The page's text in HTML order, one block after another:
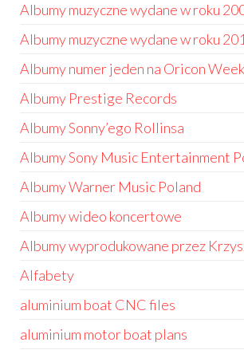
Albumy muzyczne wydane w roku
Albumy muzyczne wydane w roku
Albumy numer jeden na Oricon
Albumy Prestige Records
Albumy Sonny’ego Rollinsa
Albumy Sony Music Entertainment
Albumy Warner Music Poland
Albumy wideo koncertowe
Albumy wyprodukowane przez
Alfabety
aluminium boat CNC files
aluminium motor boat plans